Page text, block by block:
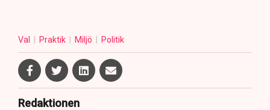
Val Praktik Miljö Politik
Redaktionen